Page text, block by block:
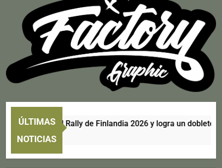
ÚLTIMAS
NOTICIAS
en el Rally de Finlandia 2026 y logra un doblete